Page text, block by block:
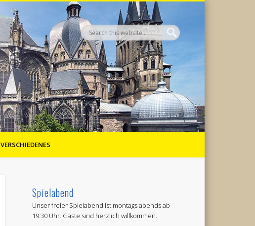
VERSCHIEDENES
Spielabend
Unser freier Spielabend ist montags abends ab
19.30 Uhr. Gäste sind herzlich willkommen.